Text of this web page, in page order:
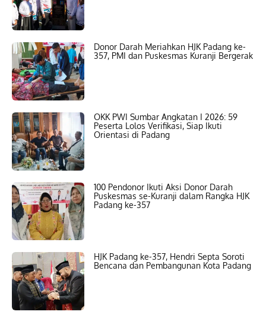
Donor Darah Meriahkan HJK Padang ke-
357, PMI dan Puskesmas Kuranji Bergerak
OKK PWI Sumbar Angkatan I 2026: 59
Peserta Lolos Verifikasi, Siap Ikuti
Orientasi di Padang
100 Pendonor Ikuti Aksi Donor Darah
Puskesmas se-Kuranji dalam Rangka HJK
Padang ke-357
HJK Padang ke-357, Hendri Septa Soroti
Bencana dan Pembangunan Kota Padang